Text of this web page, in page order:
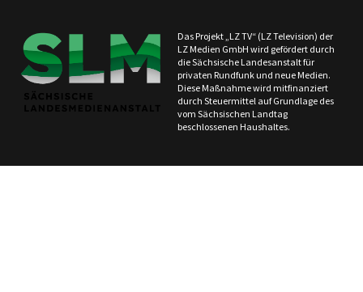
Das Projekt „LZ TV“ (LZ Television) der
LZ Medien GmbH wird gefördert durch
die Sächsische Landesanstalt für
privaten Rundfunk und neue Medien.
Diese Maßnahme wird mitfinanziert
durch Steuermittel auf Grundlage des
vom Sächsischen Landtag
beschlossenen Haushaltes.